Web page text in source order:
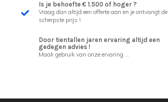
Is je behoefte € 1.500 of hoger ?
Vraag dan altijd een offerte aan en je ontvangt de
scherpste prijs !
Door tientallen jaren ervaring altijd een
gedegen advies !
Maak gebruik van onze ervaring ...